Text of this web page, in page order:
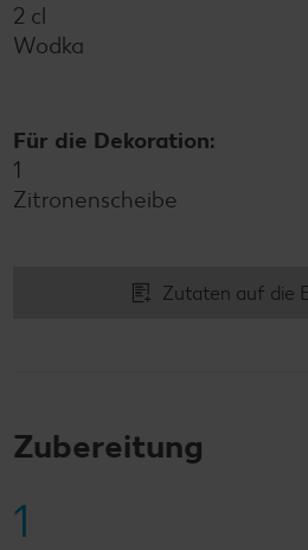
2 cl
Wodka
Für die Dekoration:
1
Zitronenscheibe
Zutaten auf die
Zubereitung
1